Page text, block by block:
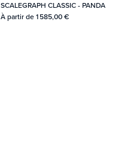
SCALEGRAPH CLASSIC - PANDA
À partir de1 585,00 €